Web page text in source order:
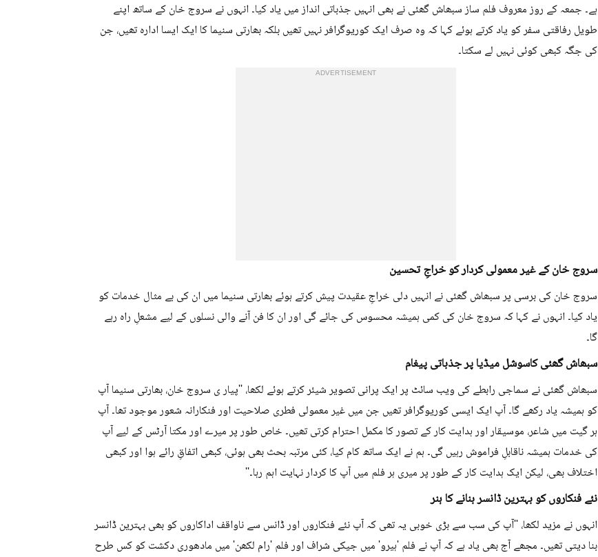
ہے۔ جمعہ کے روز معروف فلم ساز سبھاش گھئی نے بھی انہیں جذباتی انداز میں یاد کیا۔ انہوں نے سروج خان کے ساتھ اپنے
طویل رفاقتی سفر کو یاد کرتے ہوئے کہا کہ وہ صرف ایک کوریوگرافر نہیں تھیں بلکہ بھارتی سنیما کا ایک ایسا ادارہ تھیں، جن
کی جگہ کبھی کوئی نہیں لے سکتا۔
ADVERTISEMENT
سروج خان کے غیر معمولی کردار کو خراجِ تحسین
سروج خان کی برسی پر سبھاش گھئی نے انہیں دلی خراجِ عقیدت پیش کرتے ہوئے بھارتی سنیما میں ان کی بے مثال خدمات کو
یاد کیا۔ انہوں نے کہا کہ سروج خان کی کمی ہمیشہ محسوس کی جائے گی اور ان کا فن آنے والی نسلوں کے لیے مشعلِ راہ رہے
گا۔
سبھاش گھئی کاسوشل میڈیا پر جذباتی پیغام
سبھاش گھئی نے سماجی رابطے کی ویب سائٹ پر ایک پرانی تصویر شیئر کرتے ہوئے لکھا، ''پیار ی سروج خان، بھارتی سنیما آپ
کو ہمیشہ یاد رکھے گا۔ آپ ایک ایسی کوریوگرافر تھیں جن میں غیر معمولی فطری صلاحیت اور فنکارانہ شعور موجود تھا۔ آپ
ہر گیت میں شاعر، موسیقار اور ہدایت کار کے تصور کا مکمل احترام کرتی تھیں۔ خاص طور پر میرے اور مکتا آرٹس کے لیے آپ
کی خدمات ہمیشہ ناقابلِ فراموش رہیں گی۔ ہم نے ایک ساتھ کام کیا، کئی مرتبہ بحث بھی ہوئی، کبھی اتفاقِ رائے ہوا اور کبھی
اختلاف بھی، لیکن ایک ہدایت کار کے طور پر میری ہر فلم میں آپ کا کردار نہایت اہم رہا۔''
نئے فنکاروں کو بہترین ڈانسر بنانے کا ہنر
انہوں نے مزید لکھا، ''آپ کی سب سے بڑی خوبی یہ تھی کہ آپ نئے فنکاروں اور ڈانس سے ناواقف اداکاروں کو بھی بہترین ڈانسر
بنا دیتی تھیں۔ مجھے آج بھی یاد ہے کہ آپ نے فلم 'ہیرو' میں جیکی شراف اور فلم 'رام لکھن' میں مادھوری دکشت کو کس طرح